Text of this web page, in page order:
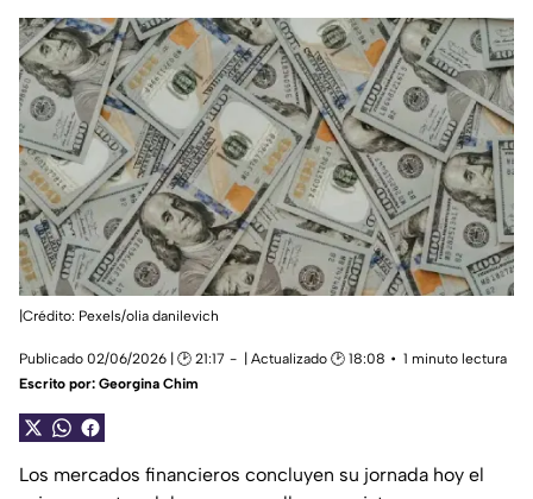
|Crédito: Pexels/olia danilevich
Publicado 02/06/2026 | 🕑 21:17 | Actualizado 🕑 18:08
1 minuto lectura
Escrito por: Georgina Chim
Los mercados financieros concluyen su jornada hoy el